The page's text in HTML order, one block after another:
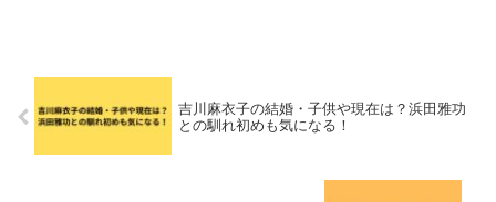
吉川麻衣子の結婚・子供や現在は？浜田雅功
との馴れ初めも気になる！